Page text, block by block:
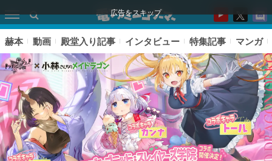
広告をスキップ
赫本 動画 殿堂入り記事 インタビュー 特集記事 マンガ